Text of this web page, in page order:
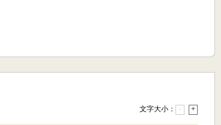
文字大小： - +